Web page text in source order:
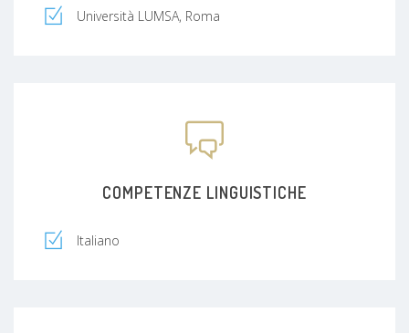
Università LUMSA, Roma
COMPETENZE LINGUISTICHE
Italiano